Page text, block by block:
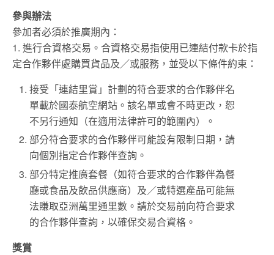
參與辦法
參加者必須於推廣期內：
1. 進行合資格交易。合資格交易指使用已連結付款卡於指
定合作夥伴處購買貨品及／或服務，並受以下條件約束：
接受「連結里賞」計劃的符合要求的合作夥伴名
單載於國泰航空網站。該名單或會不時更改，恕
不另行通知（在適用法律許可的範圍內）。
部分符合要求的合作夥伴可能設有限制日期，請
向個別指定合作夥伴查詢。
部分特定推廣套餐（如符合要求的合作夥伴為餐
廳或食品及飲品供應商）及／或特選產品可能無
法賺取亞洲萬里通里數。請於交易前向符合要求
的合作夥伴查詢，以確保交易合資格。
獎賞